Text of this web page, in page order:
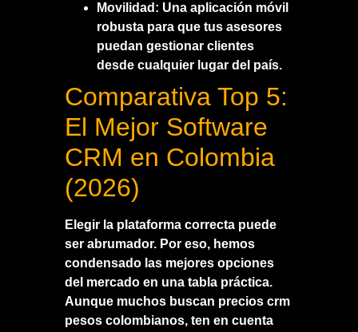
Movilidad: Una aplicación móvil
robusta para que tus asesores
puedan gestionar clientes
desde cualquier lugar del país.
Comparativa Top 5:
El Mejor Software
CRM en Colombia
(2026)
Elegir la plataforma correcta puede
ser abrumador. Por eso, hemos
condensado las mejores opciones
del mercado en una tabla práctica.
Aunque muchos buscan precios crm
pesos colombianos, ten en cuenta